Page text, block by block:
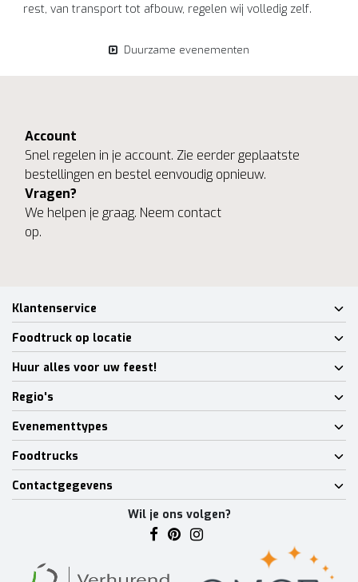
rest, van transport tot afbouw, regelen wij volledig zelf.
Duurzame evenementen
Account
Snel regelen in je account. Zie eerder geplaatste
bestellingen en bestel eenvoudig opnieuw.
Vragen?
We helpen je graag. Neem contact
op.
Klantenservice
Foodtruck op locatie
Huur alles voor uw feest!
Regio's
Evenementtypes
Foodtrucks
Contactgegevens
Wil je ons volgen?